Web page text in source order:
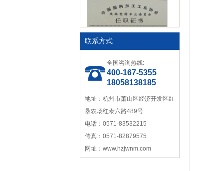
会改性塑料专业委员会理事单
位协会性塑料专业委员会理事
单位
联系方式
全国咨询热线:
400-167-5355
18058138185
地址：杭州市萧山区经济开发区红
垦农场红泰六路489号
电话：0571-83532215
传真：0571-82879575
网址：www.hzjwnm.com